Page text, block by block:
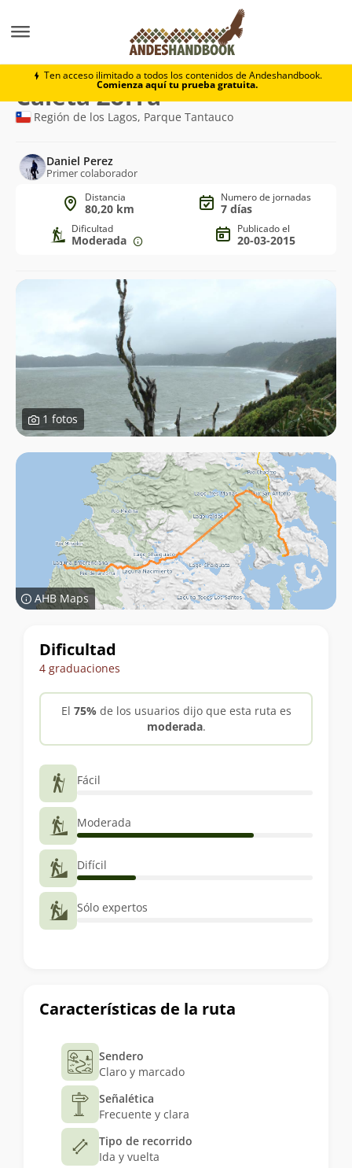
Ten acceso ilimitado a todos los contenidos de Andeshandbook.
Comienza aquí tu prueba gratuita.
Caleta Zorra
Ruta
de
trekking
Caleta Zorra
Región de los Lagos, Parque Tantauco
Daniel Perez
Primer colaborador
Distancia
80,20 km
Numero de jornadas
7 días
Dificultad
Moderada
Publicado el
20-03-2015
1 fotos
AHB Maps
Datos
del
trekking
Características de la ruta
Sendero
Claro y marcado
Señalética
Frecuente y clara
Tipo de recorrido
Ida y vuelta
Dificultad
4 graduaciones
El 75% de los usuarios dijo que esta ruta es
moderada.
Fácil
Moderada
Difícil
Sólo expertos